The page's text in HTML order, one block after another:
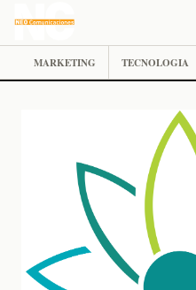
MARKETING TECNOLOGIA